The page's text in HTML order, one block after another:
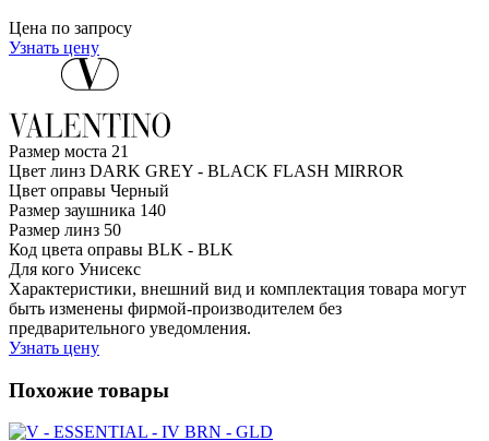
Цена по запросу
Узнать цену
Размер моста 21
Цвет линз DARK GREY - BLACK FLASH MIRROR
Цвет оправы Черный
Размер заушника 140
Размер линз 50
Код цвета оправы BLK - BLK
Для кого Унисекс
Характеристики, внешний вид и комплектация товара могут
быть изменены фирмой-производителем без
предварительного уведомления.
Узнать цену
Похожие товары